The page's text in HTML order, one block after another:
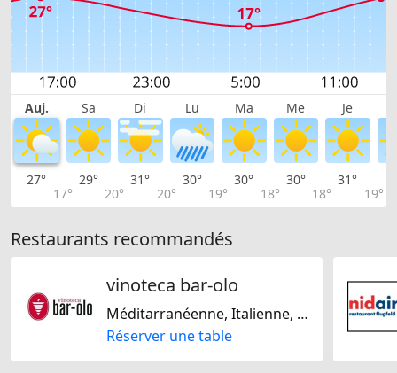
Auj. Sa Di Lu Ma Me Je
27°
17°
29°
20°
31°
20°
30°
19°
30°
18°
30°
18°
31°
19°
Restaurants recommandés
vinoteca bar-olo
Méditarranéenne, Italienne, Régionale, Suisse
Réserver une table